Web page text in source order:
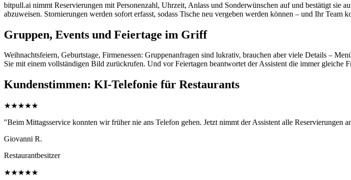
bitpull.ai nimmt Reservierungen mit Personenzahl, Uhrzeit, Anlass und Sonderwünschen auf und bestätigt sie
abzuweisen. Stornierungen werden sofort erfasst, sodass Tische neu vergeben werden können – und Ihr Team
Gruppen, Events und Feiertage im Griff
Weihnachtsfeiern, Geburtstage, Firmenessen: Gruppenanfragen sind lukrativ, brauchen aber viele Details –
Sie mit einem vollständigen Bild zurückrufen. Und vor Feiertagen beantwortet der Assistent die immer gleiche
Kundenstimmen: KI-Telefonie für Restaurants
★★★★★
"Beim Mittagsservice konnten wir früher nie ans Telefon gehen. Jetzt nimmt der Assistent alle Reservierungen
Giovanni R.
Restaurantbesitzer
★★★★★